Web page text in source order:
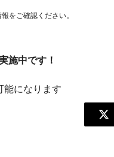
をご確認ください。
施中です！
能になります